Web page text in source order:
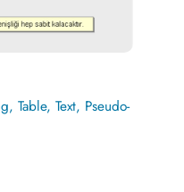
Table, Text, Pseudo-